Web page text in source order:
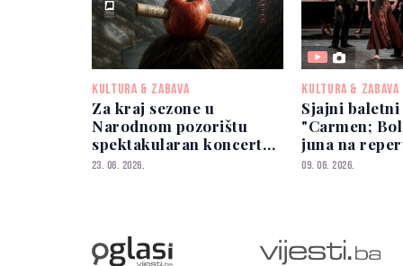
KULTURA & ZABAVA
Za kraj sezone u
Narodnom pozorištu
spektakularan koncert
solista i hora Opere "Viva
23. 06. 2026.
KULTURA & ZABAVA
Sjajni
"Carmen;
juna na
Narodnog
09. 06. 2026.